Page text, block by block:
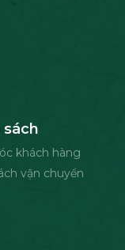
sách
khách hàng
vận chuyển